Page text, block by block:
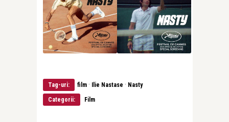
Tag-uri: film · Ilie Nastase · Nasty
Categorii: Film